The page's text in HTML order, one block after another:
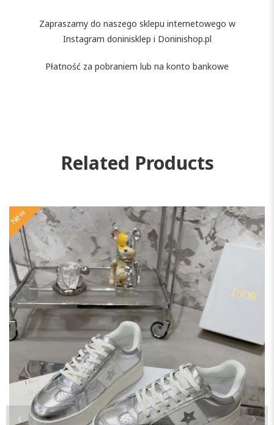
Zapraszamy do naszego sklepu internetowego w
Instagram doninisklep i Doninishop.pl
Płatność za pobraniem lub na konto bankowe
Related Products
New